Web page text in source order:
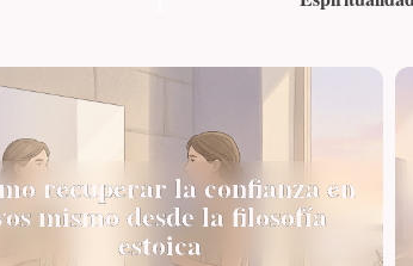
recuperar la confianza en
mismo desde la filosofía
estoica